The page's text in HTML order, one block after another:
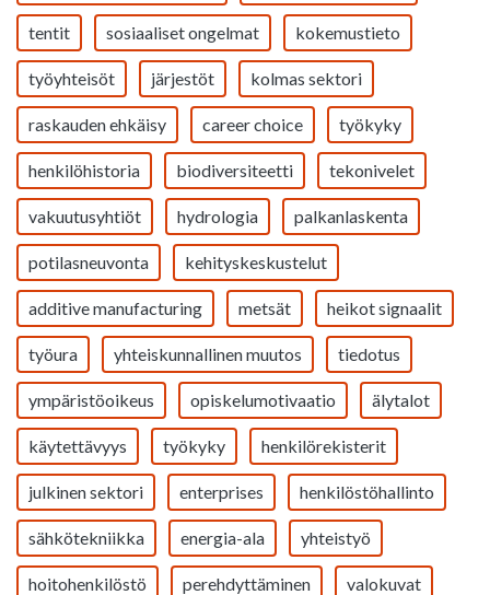
tentit sosiaaliset ongelmat kokemustieto
työyhteisöt järjestöt kolmas sektori
raskauden ehkäisy career choice työkyky
henkilöhistoria biodiversiteetti tekonivelet
vakuutusyhtiöt hydrologia palkanlaskenta
potilasneuvonta kehityskeskustelut
additive manufacturing metsät heikot signaalit
työura yhteiskunnallinen muutos tiedotus
ympäristöoikeus opiskelumotivaatio älytalot
käytettävyys työkyky henkilörekisterit
julkinen sektori enterprises henkilöstöhallinto
sähkötekniikka energia-ala yhteistyö
hoitohenkilöstö perehdyttäminen valokuvat